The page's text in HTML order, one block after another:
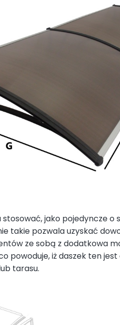
jako pojedyncze o
takie pozwala uzyskać
ze sobą z dodatkowa
powoduje, iż daszek ten
tarasu.